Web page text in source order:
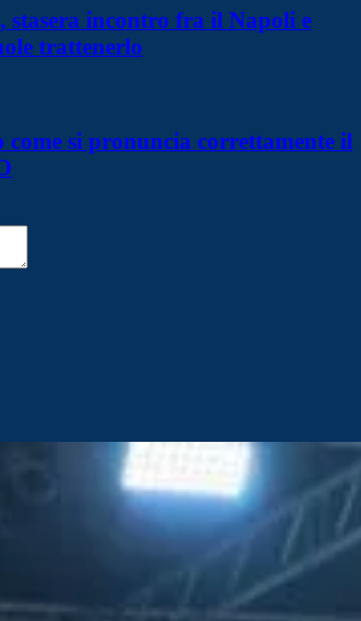
stasera incontro fra il Napoli e
trattenerlo
si pronuncia correttamente il